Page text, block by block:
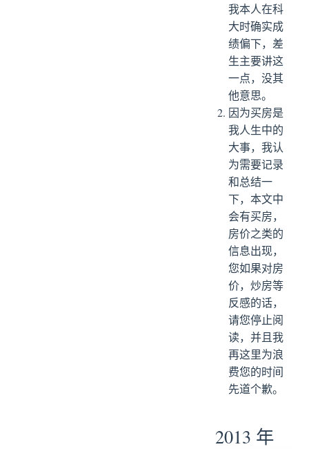
我本人在科
大时确实成
绩偏下，差
生主要讲这
一点，没其
他意思。
因为买房是
我人生中的
大事，我认
为需要记录
和总结一
下，本文中
会有买房，
房价之类的
信息出现，
您如果对房
价，炒房等
反感的话，
请您停止阅
读，并且我
再这里为浪
费您的时间
先道个歉。
2013 年